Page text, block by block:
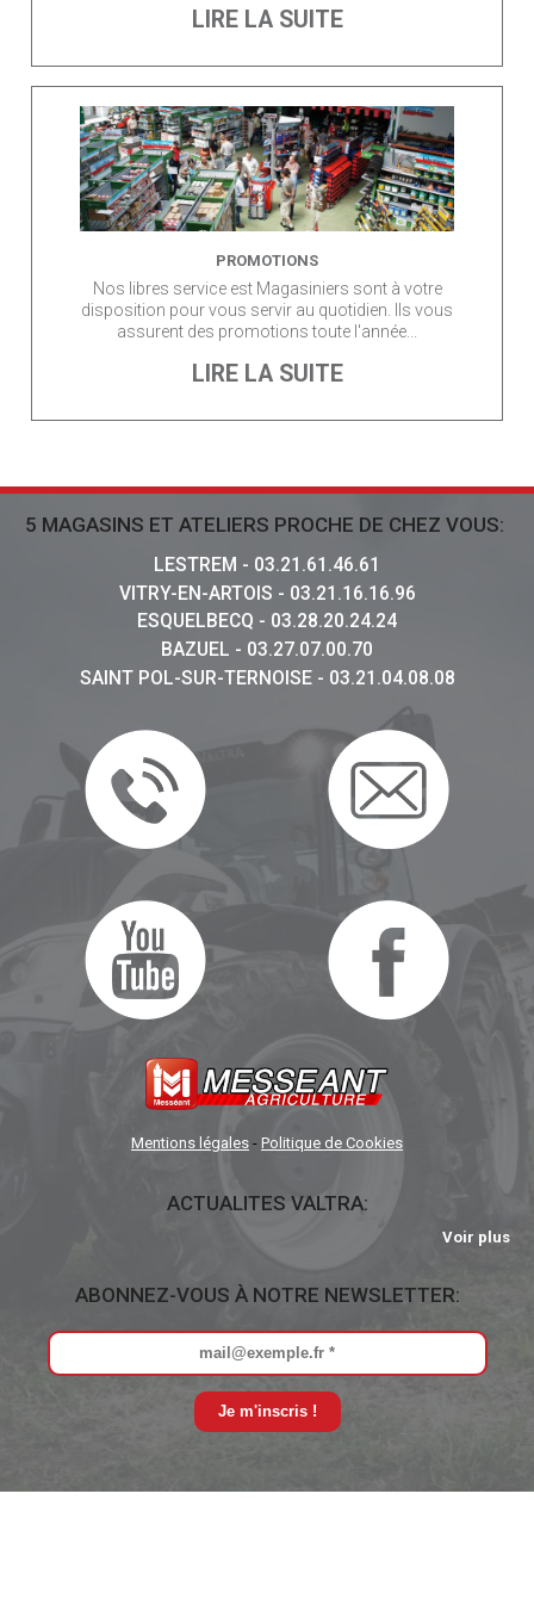
LIRE LA SUITE
PROMOTIONS
Nos libres service est Magasiniers sont à votre
disposition pour vous servir au quotidien. Ils vous
assurent des promotions toute l'année...
LIRE LA SUITE
5 MAGASINS ET ATELIERS PROCHE DE CHEZ VOUS:
LESTREM - 03.21.61.46.61
VITRY-EN-ARTOIS - 03.21.16.16.96
ESQUELBECQ - 03.28.20.24.24
BAZUEL - 03.27.07.00.70
SAINT POL-SUR-TERNOISE - 03.21.04.08.08
Mentions légales - Politique de Cookies
ACTUALITES VALTRA:
Voir plus
ABONNEZ-VOUS À NOTRE NEWSLETTER: